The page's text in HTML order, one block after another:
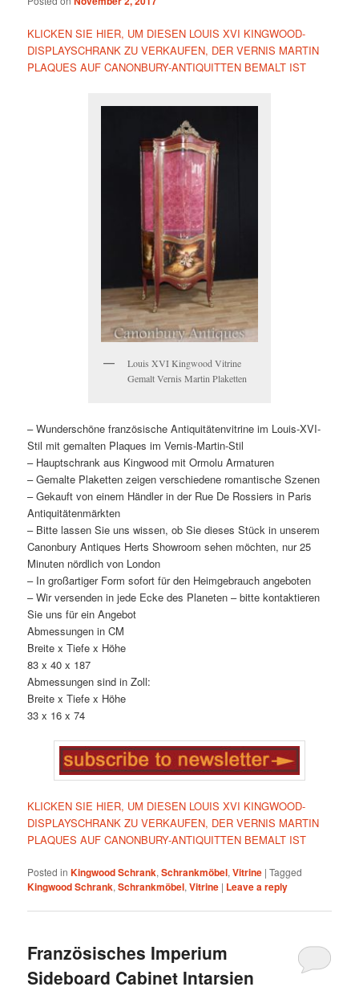
KLICKEN SIE HIER, UM DIESEN LOUIS XVI KINGWOOD-
DISPLAYSCHRANK ZU VERKAUFEN, DER VERNIS MARTIN
PLAQUES AUF CANONBURY-ANTIQUITTEN BEMALT IST
Louis XVI Kingwood Vitrine
Gemalt Vernis Martin Plaketten
– Wunderschöne französische Antiquitätenvitrine im Louis-XVI-
Stil mit gemalten Plaques im Vernis-Martin-Stil
– Hauptschrank aus Kingwood mit Ormolu Armaturen
– Gemalte Plaketten zeigen verschiedene romantische Szenen
– Gekauft von einem Händler in der Rue De Rossiers in Paris
Antiquitätenmärkten
– Bitte lassen Sie uns wissen, ob Sie dieses Stück in unserem
Canonbury Antiques Herts Showroom sehen möchten, nur 25
Minuten nördlich von London
– In großartiger Form sofort für den Heimgebrauch angeboten
– Wir versenden in jede Ecke des Planeten – bitte kontaktieren
Sie uns für ein Angebot
Abmessungen in CM
Breite x Tiefe x Höhe
83 x 40 x 187
Abmessungen sind in Zoll:
Breite x Tiefe x Höhe
33 x 16 x 74
KLICKEN SIE HIER, UM DIESEN LOUIS XVI KINGWOOD-
DISPLAYSCHRANK ZU VERKAUFEN, DER VERNIS MARTIN
PLAQUES AUF CANONBURY-ANTIQUITTEN BEMALT IST
Posted in Kingwood Schrank,Schrankmöbel,Vitrine |Tagged
Kingwood Schrank,Schrankmöbel,Vitrine | Leave a reply
Französisches Imperium
Sideboard Cabinet Intarsien